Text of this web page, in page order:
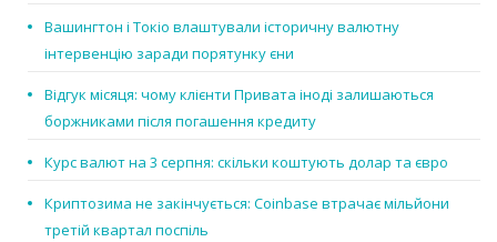
Вашингтон і Токіо влаштували історичну валютну
інтервенцію заради порятунку єни
Відгук місяця: чому клієнти Привата іноді залишаються
боржниками після погашення кредиту
Курс валют на 3 серпня: скільки коштують долар та євро
Криптозима не закінчується: Coinbase втрачає мільйони
третій квартал поспіль